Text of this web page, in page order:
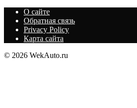
О сайте
Обратная связь
Privacy Policy
Карта сайта
© 2026 WekAuto.ru